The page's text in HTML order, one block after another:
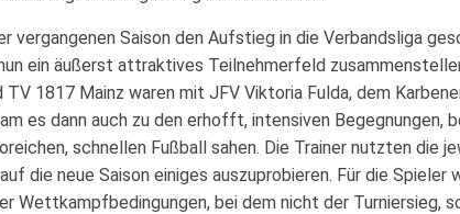
vergangenen Saison den Aufstieg in die Verbandsliga
ein äußerst attraktives Teilnehmerfeld
TV 1817 Mainz waren mit JFV Viktoria Fulda, dem
es dann auch zu den erhofft, intensiven Begegnungen,
schnellen Fußball sahen. Die Trainer nutzten die
die neue Saison einiges auszuprobieren. Für die Spieler
Wettkampfbedingungen, bei dem nicht der Turniersieg,